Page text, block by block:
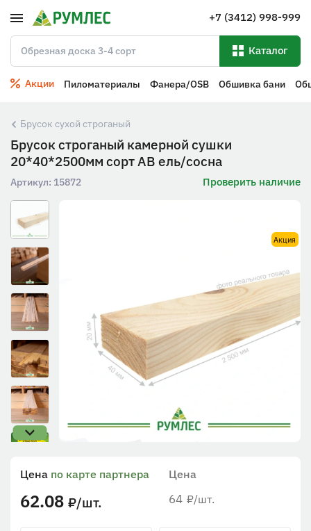
+7 (3412) 998-999
Каталог
Акции Пиломатериалы Фанера/OSB Обшивка бани
Брусок сухой строганый
Брусок строганый камерной сушки
20*40*2500мм сорт АВ ель/сосна
Артикул: 15872 Проверить наличие
Акция
Цена
64 ₽/шт.
Цена по карте партнера
62.08 ₽/шт.